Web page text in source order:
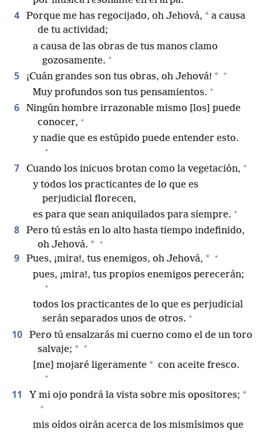
4 Porque me has regocijado, oh Jehová, * a causa
de tu actividad;
a causa de las obras de tus manos clamo
gozosamente. +
5 ¡Cuán grandes son tus obras, oh Jehová! * +
Muy profundos son tus pensamientos. +
6
Ningún hombre irrazonable mismo [los] puede
conocer, +
y nadie que es estúpido puede entender esto.
+
7 Cuando los inicuos brotan como la vegetación, +
y todos los practicantes de lo que es
perjudicial florecen,
es para que sean aniquilados para siempre. +
8
Pero tú estás en lo alto hasta tiempo indefinido,
oh Jehová. * +
9 Pues, ¡mira!, tus enemigos, oh Jehová, * +
pues, ¡mira!, tus propios enemigos perecerán;
+
todos los practicantes de lo que es perjudicial
serán separados unos de otros. +
10
Pero tú ensalzarás mi cuerno como el de un toro
salvaje; * +
[me] mojaré ligeramente * con aceite fresco.
+
11 Y mi ojo pondrá la vista sobre mis opositores; *
+
mis oídos oirán acerca de los mismísimos que